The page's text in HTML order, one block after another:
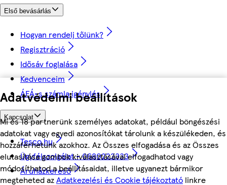
Adatvédelmi beállítások
Mi és 18 partnerünk személyes adatokat, például böngészési
adatokat vagy egyedi azonosítókat tárolunk a készülékeden, és
hozzáférhetünk azokhoz. Az Összes elfogadása és az Összes
elutasítása gombok kiválasztásával elfogadhatod vagy
módosíthatod a beállításaidat, illetve ugyanezt bármikor
megteheted azAdatkezelési és Cookie tájékoztató linkre
Első bevásárlás
Hogyan rendelj tőlünk?
Regisztráció
Idősáv foglalása
Kedvenceim
ÁFÁ-s számla igénylés
Kapcsolat
Tesco.hu
Ügyfélszolgálat - 0680222333
Áruházkereső